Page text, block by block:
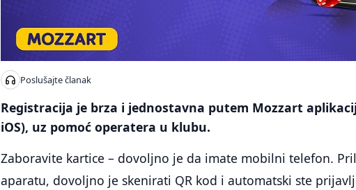
Poslušajte članak
Registracija je brza i jednostavna putem Mozzart
iOS), uz pomoć operatera u klubu.
Zaboravite kartice – dovoljno je da imate mobilni telefon.
aparatu, dovoljno je skenirati QR kod i automatski ste